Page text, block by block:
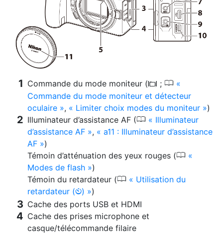
Commande du mode moniteur ( M ; 0
Commande du mode moniteur et détecteur
oculaire
, Limiter choix modes du moniteur
)
Illuminateur d’assistance AF (0
Illuminateur
d’assistance AF
,
a11 : Illuminateur d’assistance
AF
)
Témoin d’atténuation des yeux rouges (0
Modes de flash
)
Témoin du retardateur (0
Utilisation du
retardateur (E)
)
Cache des ports USB et HDMI
Cache des prises microphone et
casque/télécommande filaire